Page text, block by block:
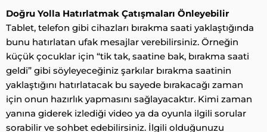
Doğru Yolla Hatırlatmak Çatışmaları Önleyebilir
Tablet, telefon gibi cihazları bırakma saati yaklaştığında
bunu hatırlatan ufak mesajlar verebilirsiniz. Örneğin
küçük çocuklar için “tik tak, saatine bak, bırakma saati
geldi” gibi söyleyeceğiniz şarkılar bırakma saatinin
yaklaştığını hatırlatacak bu sayede bırakacağı zaman
için onun hazırlık yapmasını sağlayacaktır. Kimi zaman
yanına giderek izlediği video ya da oyunla ilgili sorular
sorabilir ve sohbet edebilirsiniz. İlgili olduğunuzu